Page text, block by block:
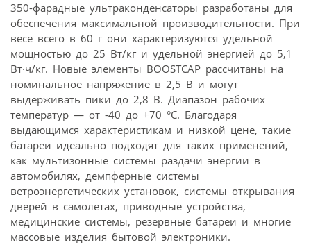
350-фарадные ультраконденсаторы разработаны для
обеспечения максимальной производительности. При
весе всего в 60 г они характеризуются удельной
мощностью до 25 Вт/кг и удельной энергией до 5,1
Вт·ч/кг. Новые элементы BOOSTCAP рассчитаны на
номинальное напряжение в 2,5 В и могут
выдерживать пики до 2,8 В. Диапазон рабочих
температур — от -40 до +70 °C. Благодаря
выдающимся характеристикам и низкой цене, такие
батареи идеально подходят для таких применений,
как мультизонные системы раздачи энергии в
автомобилях, демпферные системы
ветроэнергетических установок, системы открывания
дверей в самолетах, приводные устройства,
медицинские системы, резервные батареи и многие
массовые изделия бытовой электроники.